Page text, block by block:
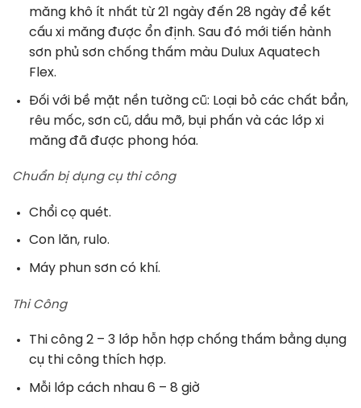
măng khô ít nhất từ 21 ngày đến 28 ngày để kết
cấu xi măng được ổn định. Sau đó mới tiến hành
sơn phủ sơn chống thấm màu Dulux Aquatech
Flex.
Đối với bề mặt nền tường cũ: Loại bỏ các chất bẩn,
rêu mốc, sơn cũ, dầu mỡ, bụi phấn và các lớp xi
măng đã được phong hóa.
Chuẩn bị dụng cụ thi công
Chổi cọ quét.
Con lăn, rulo.
Máy phun sơn có khí.
Thi Công
Thi công 2 – 3 lớp hỗn hợp chống thấm bằng dụng
cụ thi công thích hợp.
Mỗi lớp cách nhau 6 – 8 giờ